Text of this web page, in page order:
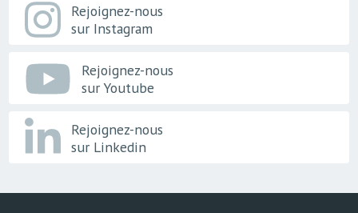
Rejoignez-nous
sur Instagram
Rejoignez-nous
sur Youtube
Rejoignez-nous
sur Linkedin